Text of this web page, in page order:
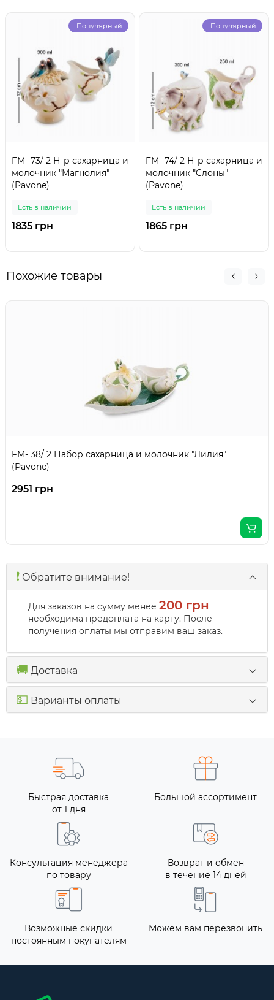
Популярный
FM- 73/ 2 Н-р сахарница и
молочник "Магнолия"
(Pavone)
Есть в наличии
1835 грн
Популярный
FM- 74/ 2 Н-р сахарница и
молочник "Слоны"
(Pavone)
Есть в наличии
1865 грн
Похожие товары
FM- 38/ 2 Набор сахарница и молочник "Лилия"
(Pavone)
2951 грн
❗️ Обратите внимание!
Для заказов на сумму менее 200 грн
необходима предоплата на карту. После
получения оплаты мы отправим ваш заказ.
🚚 Доставка
💵 Варианты оплаты
Быстрая доставка
от 1 дня
Большой ассортимент
Консультация менеджера
по товару
Возврат и обмен
в течение 14 дней
Возможные скидки
постоянным покупателям
Можем вам перезвонить